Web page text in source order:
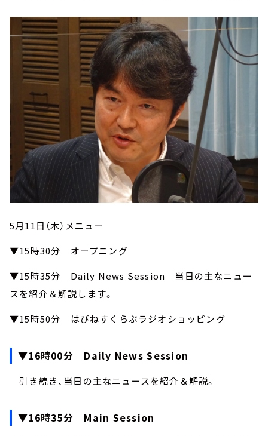
5月11日（木）メニュー
▼15時30分 オープニング
▼15時35分 Daily News Session 当日の主なニュー
スを紹介＆解説します。
▼15時50分 はぴねすくらぶラジオショッピング
▼16時00分 Daily News Session
引き続き、当日の主なニュースを紹介＆解説。
▼16時35分 Main Session